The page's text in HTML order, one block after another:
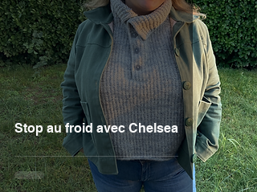
Stop au froid avec Chelsea